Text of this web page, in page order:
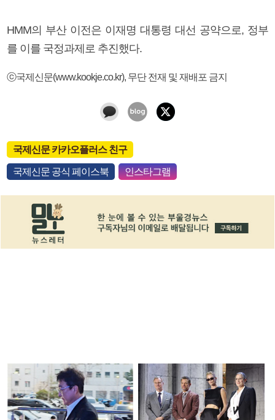
HMM의 부산 이전은 이재명 대통령 대선 공약으로, 정부
를 이를 국정과제로 추진했다.
ⓒ국제신문(www.kookje.co.kr), 무단 전재 및 재배포 금지
국제신문 카카오플러스 친구
국제신문 공식 페이스북 인스타그램